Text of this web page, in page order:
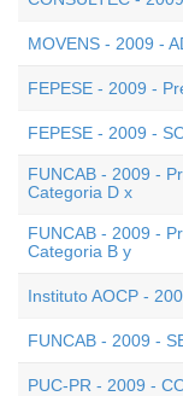
MOVENS - 2009 -
FEPESE - 2009 -
FEPESE - 2009 -
FUNCAB - 2009 -
Categoria D x
FUNCAB - 2009 -
Categoria B y
Instituto AOCP -
FUNCAB - 2009 -
PUC-PR - 2009 -